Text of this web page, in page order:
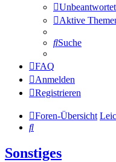
Aktive
Suche
FAQ
Anmelden
Registrieren
Foren-Übersicht
Suche
Sonstiges